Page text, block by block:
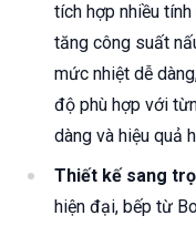
tích hợp nhiều
tăng công suất
mức nhiệt dễ
độ phù hợp với
dàng và hiệu quả
Thiết kế sang
hiện đại, bếp từ